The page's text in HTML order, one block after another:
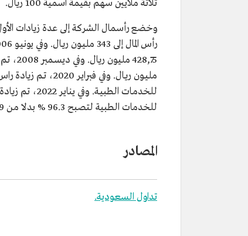
ثلاثة ملايين سهم بقيمة اسمية 100 ريال.
للخدمات الطبية لتصبح 96.3 % بدلا من 69.9%.
المصادر
تداول السعودية.